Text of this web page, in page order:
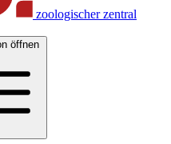
zoologischer zentral
öffnen